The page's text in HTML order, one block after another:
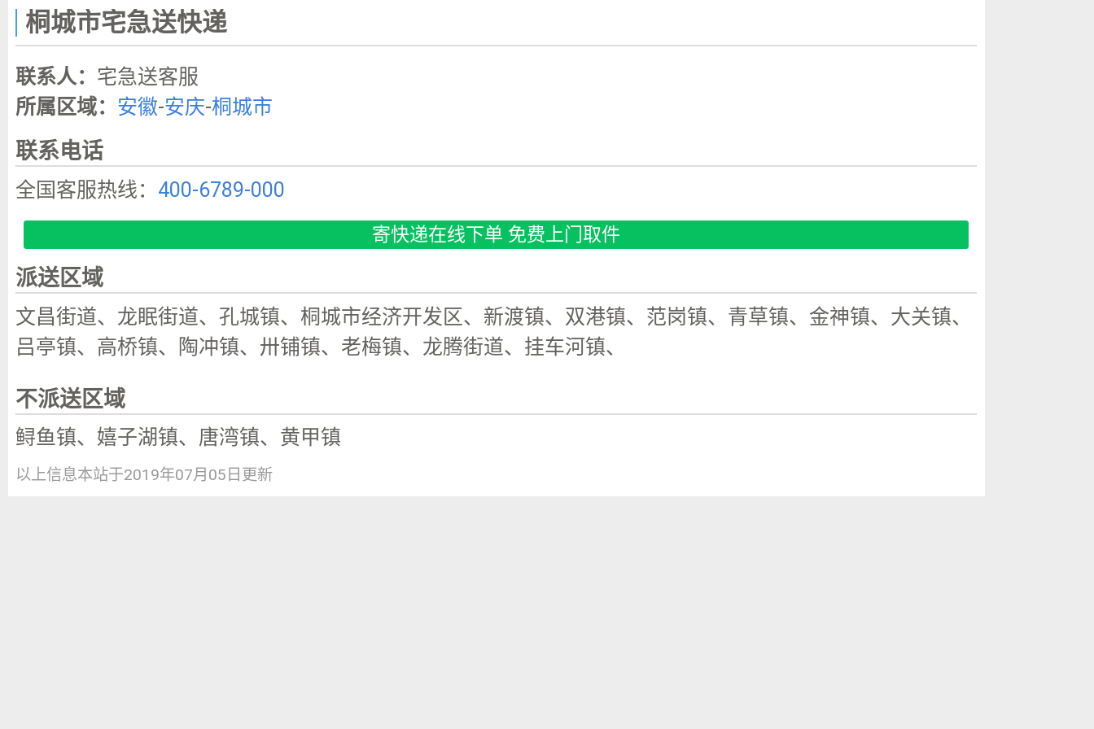
桐城市宅急送快递
联系人： 宅急送客服
所属区域： 安徽-安庆-桐城市
联系电话
全国客服热线： 400-6789-000
寄快递在线下单 免费上门取件
派送区域
文昌街道、龙眠街道、孔城镇、桐城市经济开发区、新渡镇、双港镇、范岗镇、青草镇、金神镇、大关镇、
吕亭镇、高桥镇、陶冲镇、卅铺镇、老梅镇、龙腾街道、挂车河镇、
不派送区域
鲟鱼镇、嬉子湖镇、唐湾镇、黄甲镇
以上信息本站于2019年07月05日更新